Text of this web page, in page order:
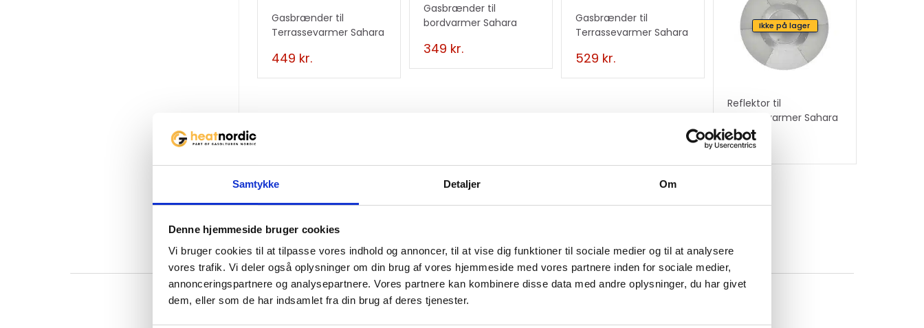
Samtykke Detaljer Om
Denne hjemmeside bruger cookies
Vi bruger cookies til at tilpasse vores indhold og annoncer, til at vise dig funktioner til sociale medier og til at analysere
vores trafik. Vi deler også oplysninger om din brug af vores hjemmeside med vores partnere inden for sociale medier,
annonceringspartnere og analysepartnere. Vores partnere kan kombinere disse data med andre oplysninger, du har givet
dem, eller som de har indsamlet fra din brug af deres tjenester.
Gasbrænder til
Terrassevarmer Sahara
449 kr.
Gasbrænder til
bordvarmer Sahara
349 kr.
Gasbrænder til
Terrassevarmer Sahara
529 kr.
Ikke på lager
Reflektor til
terrassevarmer Sahara
13 kW
309kr.